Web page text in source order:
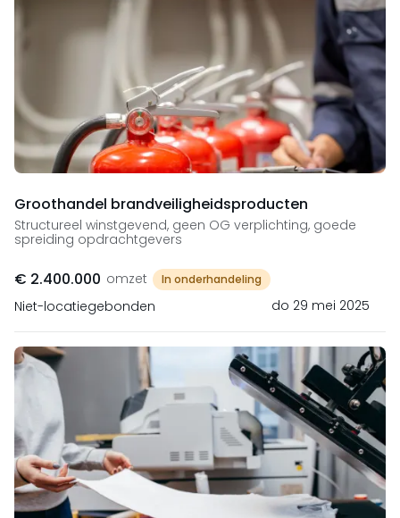
Groothandel brandveiligheidsproducten
Structureel winstgevend, geen OG verplichting, goede
spreiding opdrachtgevers
€ 2.400.000 omzet In onderhandeling
Niet-locatiegebonden do 29 mei 2025